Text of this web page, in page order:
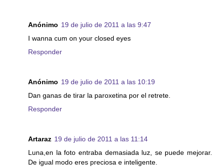
Anónimo 19 de julio de 2011 a las 9:47
I wanna cum on your closed eyes
Responder
Anónimo 19 de julio de 2011 a las 10:19
Dan ganas de tirar la paroxetina por el retrete.
Responder
Artaraz 19 de julio de 2011 a las 11:14
Luna,en la foto entraba demasiada luz, se puede mejorar.
De igual modo eres preciosa e inteligente.